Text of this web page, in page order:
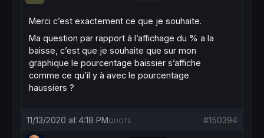
Merci c’est exactement ce que je souhaite.
Ma question par rapport à l’affichage du % a la
baisse, c’est que je souhaite que sur mon
graphique le pourcentage baissier s’affiche
comme ce qu’il y à avec le pourcentage
haussiers ?
11/13/2020 at 4:18 PM #150394
QUOTE